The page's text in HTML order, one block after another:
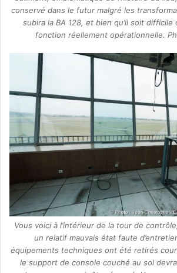
conservé dans le futur malgré les
subira la BA 128, et bien qu’il soit
fonction réellement opérationnelle.
Vous voici à l’intérieur de la tour de
un relatif mauvais état faute
équipements techniques ont été retirés
le support de console couché au sol